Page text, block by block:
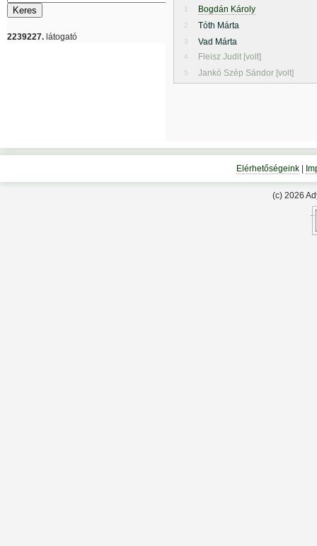
2239227. látogató
1 Bogdán Károly
2 Tóth Márta
3 Vad Márta
4 Fleisz Judit [volt]
5 Jankó Szép Sándor [volt]
Elérhetőségeink|
(c) 2026